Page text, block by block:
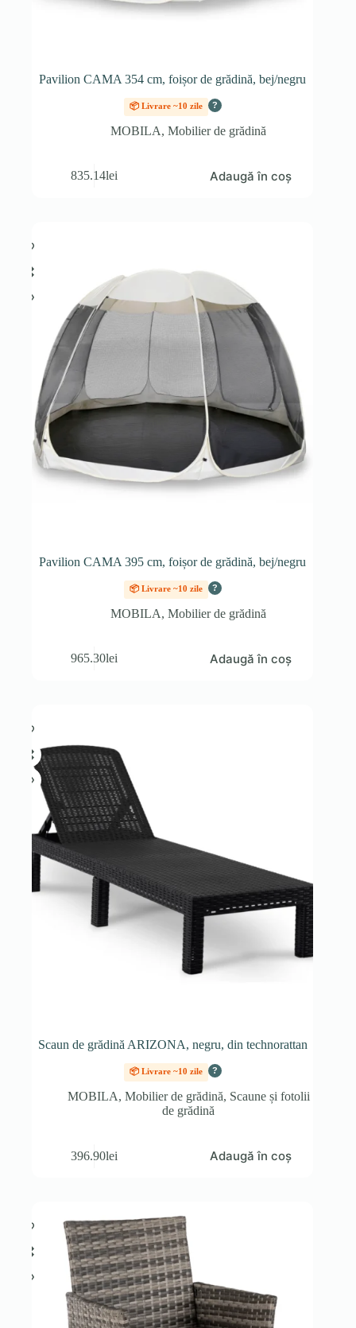
Pavilion CAMA 354 cm, foișor de grădină, bej/negru
📦 Livrare ~10 zile ?
MOBILA,Mobilier de grădină
835.14lei Adaugă în coș
Pavilion CAMA 395 cm, foișor de grădină, bej/negru
📦 Livrare ~10 zile ?
MOBILA,Mobilier de grădină
965.30lei Adaugă în coș
Scaun de grădină ARIZONA, negru, din technorattan
📦 Livrare ~10 zile ?
MOBILA, Mobilier de grădină, Scaune și fotolii
de grădină
396.90lei Adaugă în coș